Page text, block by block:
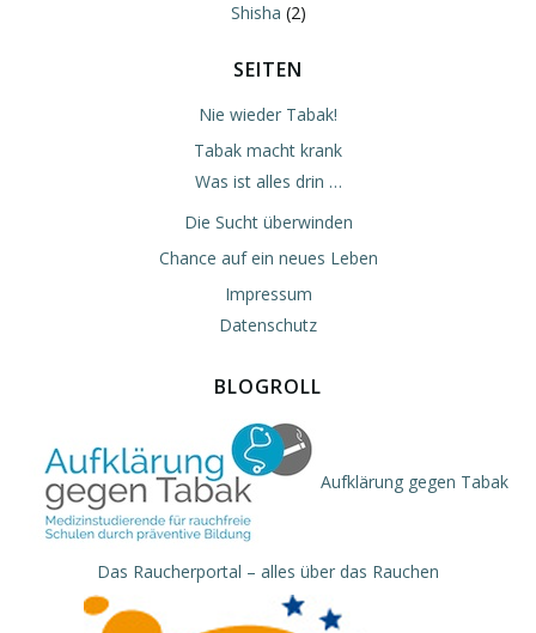
Shisha (2)
SEITEN
Nie wieder Tabak!
Tabak macht krank
Was ist alles drin …
Die Sucht überwinden
Chance auf ein neues Leben
Impressum
Datenschutz
BLOGROLL
Aufklärung gegen Tabak
Das Raucherportal – alles über das Rauchen